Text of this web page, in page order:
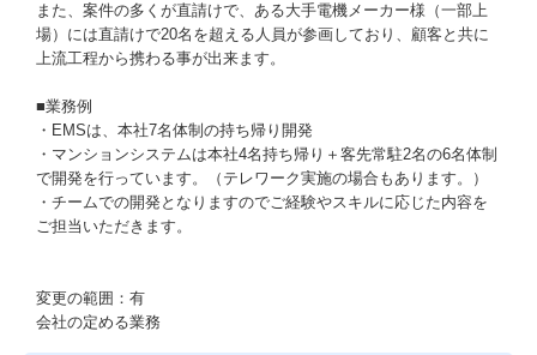
また、案件の多くが直請けで、ある大手電機メーカー様（一部上
場）には直請けで20名を超える人員が参画しており、顧客と共に
上流工程から携わる事が出来ます。
■業務例
・EMSは、本社7名体制の持ち帰り開発
・マンションシステムは本社4名持ち帰り＋客先常駐2名の6名体制
で開発を行っています。（テレワーク実施の場合もあります。）
・チームでの開発となりますのでご経験やスキルに応じた内容を
ご担当いただきます。
変更の範囲：有
会社の定める業務